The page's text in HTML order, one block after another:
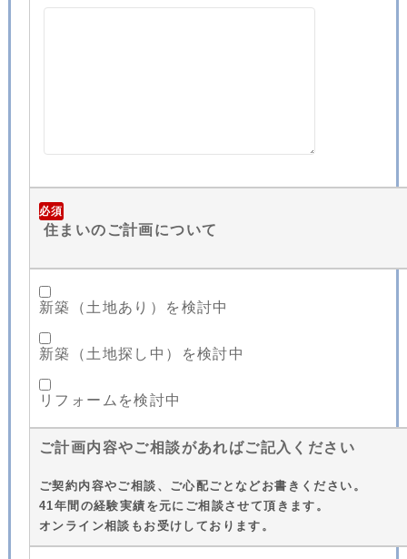
必須
住まいのご計画について
新築（土地あり）を検討中
新築（土地探し中）を検討中
リフォームを検討中
ご計画内容やご相談があればご記入ください
ご契約内容やご相談、ご心配ごとなどお書きください。
41年間の経験実績を元にご相談させて頂きます。
オンライン相談もお受けしております。